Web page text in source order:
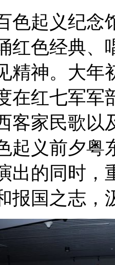
色起义纪念
红色经典、
精神。大年
在红七军军
客家民歌以
起义前夕粤
出的同时，
报国之志，